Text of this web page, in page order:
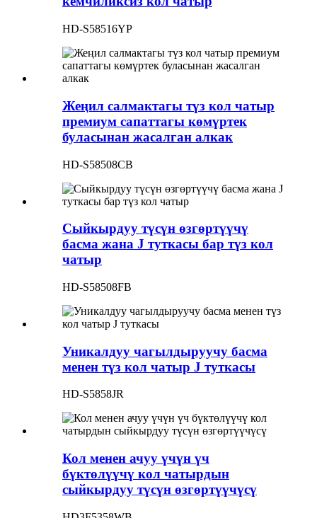
HD-S58516YP
Жеңил салмактагы түз кол чатыр
премиум сапаттагы көмүртек
буласынан жасалган алкак
HD-S58508CB
Сыйкырдуу түсүн өзгөртүүчү
басма жана J туткасы бар түз кол
чатыр
HD-S58508FB
Уникалдуу чагылдыруучу басма
менен түз кол чатыр J туткасы
HD-S5858JR
Кол менен ачуу үчүн үч
бүктөлүүчү кол чатырдын
сыйкырдуу түсүн өзгөртүүчүсү